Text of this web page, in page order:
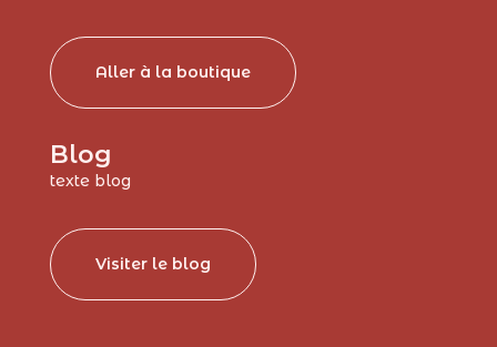
Aller à la boutique
Blog
texte blog
Visiter le blog